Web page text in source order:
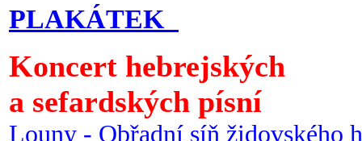
PLAKÁTEK
Koncert hebrejských
a sefardských písní
Louny - Obřadní síň židovského